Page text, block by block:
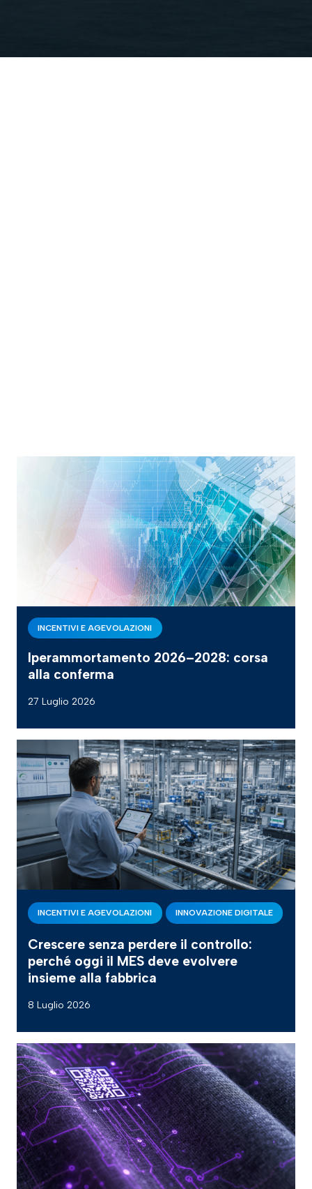
INCENTIVI E AGEVOLAZIONI
Iperammortamento 2026–2028: corsa
alla conferma
27 Luglio 2026
INCENTIVI E AGEVOLAZIONI INNOVAZIONE DIGITALE
Crescere senza perdere il controllo:
perché oggi il MES deve evolvere
insieme alla fabbrica
8 Luglio 2026